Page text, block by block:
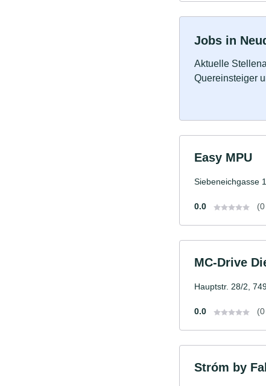
Jobs in
Aktuelle
Quereinsteiger
Easy MPU
Siebeneichgasse
0.0
MC-Drive
Hauptstr. 28/2,
0.0
Stróm by